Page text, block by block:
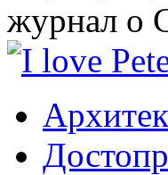
журнал о